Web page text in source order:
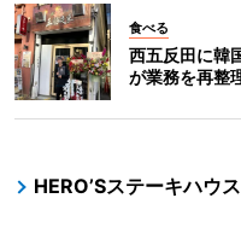
食べる
西五反田に韓
が業務を再整
HERO’Sステーキハウ